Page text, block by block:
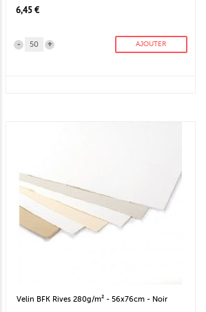
6,45 €
+
- AJOUTER
Velin BFK Rives 280g/m² - 56x76cm - Noir